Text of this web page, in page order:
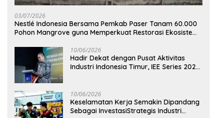
03/07/2026
Nestlé Indonesia Bersama Pemkab Paser Tanam 60.000
Pohon Mangrove guna Memperkuat Restorasi Ekosistem
10/06/2026
Hadir Dekat dengan Pusat Aktivitas
Industri Indonesia Timur, IEE Series 2026
10/06/2026
Keselamatan Kerja Semakin Dipandang
Sebagai InvestasiStrategis Industri